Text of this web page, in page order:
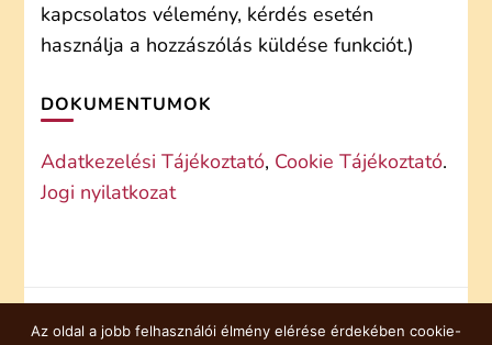
kapcsolatos vélemény, kérdés esetén
használja a hozzászólás küldése funkciót.)
DOKUMENTUMOK
Adatkezelési Tájékoztató, Cookie Tájékoztató.
Jogi nyilatkozat
COOKIE TÁJÉKOZTATÓ
Az oldal a jobb felhasználói élmény elérése érdekében cookie-